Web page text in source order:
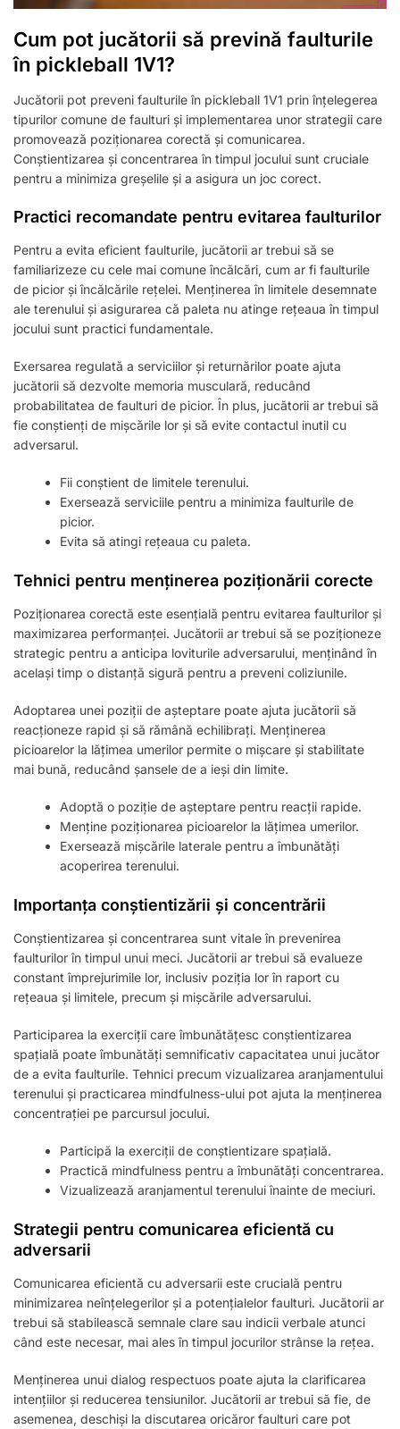
Cum pot jucătorii să prevină faulturile
în pickleball 1V1?
Jucătorii pot preveni faulturile în pickleball 1V1 prin înțelegerea
tipurilor comune de faulturi și implementarea unor strategii care
promovează poziționarea corectă și comunicarea.
Conștientizarea și concentrarea în timpul jocului sunt cruciale
pentru a minimiza greșelile și a asigura un joc corect.
Practici recomandate pentru evitarea faulturilor
Pentru a evita eficient faulturile, jucătorii ar trebui să se
familiarizeze cu cele mai comune încălcări, cum ar fi faulturile
de picior și încălcările rețelei. Menținerea în limitele desemnate
ale terenului și asigurarea că paleta nu atinge rețeaua în timpul
jocului sunt practici fundamentale.
Exersarea regulată a serviciilor și returnărilor poate ajuta
jucătorii să dezvolte memoria musculară, reducând
probabilitatea de faulturi de picior. În plus, jucătorii ar trebui să
fie conștienți de mișcările lor și să evite contactul inutil cu
adversarul.
Fii conștient de limitele terenului.
Exersează serviciile pentru a minimiza faulturile de
picior.
Evita să atingi rețeaua cu paleta.
Tehnici pentru menținerea poziționării corecte
Poziționarea corectă este esențială pentru evitarea faulturilor și
maximizarea performanței. Jucătorii ar trebui să se poziționeze
strategic pentru a anticipa loviturile adversarului, menținând în
același timp o distanță sigură pentru a preveni coliziunile.
Adoptarea unei poziții de așteptare poate ajuta jucătorii să
reacționeze rapid și să rămână echilibrați. Menținerea
picioarelor la lățimea umerilor permite o mișcare și stabilitate
mai bună, reducând șansele de a ieși din limite.
Adoptă o poziție de așteptare pentru reacții rapide.
Menține poziționarea picioarelor la lățimea umerilor.
Exersează mișcările laterale pentru a îmbunătăți
acoperirea terenului.
Importanța conștientizării și concentrării
Conștientizarea și concentrarea sunt vitale în prevenirea
faulturilor în timpul unui meci. Jucătorii ar trebui să evalueze
constant împrejurimile lor, inclusiv poziția lor în raport cu
rețeaua și limitele, precum și mișcările adversarului.
Participarea la exerciții care îmbunătățesc conștientizarea
spațială poate îmbunătăți semnificativ capacitatea unui jucător
de a evita faulturile. Tehnici precum vizualizarea aranjamentului
terenului și practicarea mindfulness-ului pot ajuta la menținerea
concentrației pe parcursul jocului.
Participă la exerciții de conștientizare spațială.
Practică mindfulness pentru a îmbunătăți concentrarea.
Vizualizează aranjamentul terenului înainte de meciuri.
Strategii pentru comunicarea eficientă cu
adversarii
Comunicarea eficientă cu adversarii este crucială pentru
minimizarea neînțelegerilor și a potențialelor faulturi. Jucătorii ar
trebui să stabilească semnale clare sau indicii verbale atunci
când este necesar, mai ales în timpul jocurilor strânse la rețea.
Menținerea unui dialog respectuos poate ajuta la clarificarea
intențiilor și reducerea tensiunilor. Jucătorii ar trebui să fie, de
asemenea, deschiși la discutarea oricăror faulturi care pot